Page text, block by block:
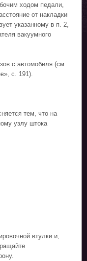
ходом педали,
от накладки
указанному в п. 2,
вакуумного
с автомобиля (см.
с. 191).
тем, что на
узлу штока
втулки и,